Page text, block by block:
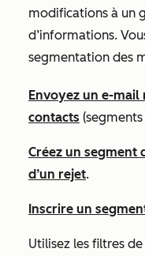
modifications à un
d’informations.
segmentation des
Envoyez un e-
contacts
Créez un segment
d’un rejet.
Inscrire un
Utilisez les filtres de